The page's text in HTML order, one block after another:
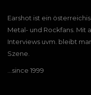
Earshot ist ein
Metal- und Rockfans. Mit
Interviews uvm. bleibt
Szene.
…since 1999